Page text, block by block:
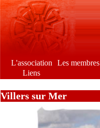
L'association Les membres
Liens
Villers sur Mer